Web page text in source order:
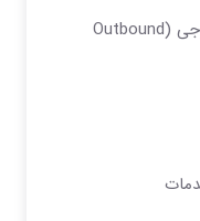
بیشترین استفاده از مراکز تماس خروجی (Outbound